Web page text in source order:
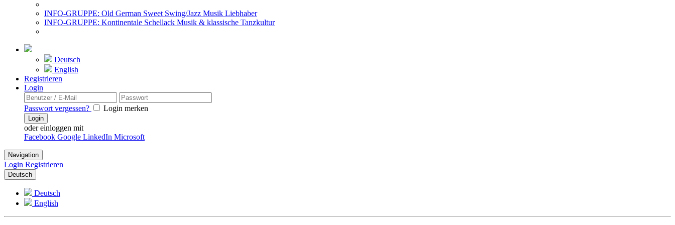
INFO-GRUPPE: Old German Sweet Swing/Jazz Musik Liebhaber
INFO-GRUPPE: Kontinentale Schellack Musik & klassische Tanzkultur
Deutsch
English
Registrieren
Login
Passwort vergessen? Login merken
Login
oder einloggen mit
Facebook Google LinkedIn Microsoft
Navigation
Login Registrieren
Deutsch
Deutsch
English